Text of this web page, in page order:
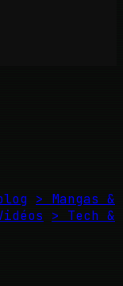
> Mangas &
> Tech &